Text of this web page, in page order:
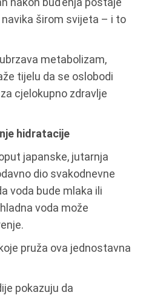
širom svijeta – i to
metabolizam,
tijelu da se oslobodi
cjelokupno zdravlje
hidratacije
japanske, jutarnja
dio svakodnevne
voda bude mlaka ili
voda može
pruža ova jednostavna
pokazuju da